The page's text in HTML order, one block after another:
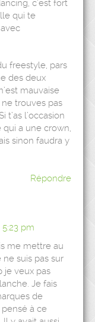
c’est fort
qui te
freestyle, pars
des deux
mauvaise
ne trouves pas
l’occasion
qui a une crown,
sinon faudra y
Répondre
pm
me mettre au
ne suis pas sur
je veux pas
Je fais
de
pensé à ce